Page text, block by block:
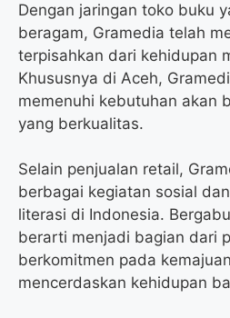
Dengan jaringan toko buku
beragam, Gramedia telah
terpisahkan dari kehidupan
Khususnya di Aceh,
memenuhi kebutuhan akan
yang berkualitas.
Selain penjualan retail,
berbagai kegiatan sosial
literasi di Indonesia.
berarti menjadi bagian dari
berkomitmen pada
mencerdaskan kehidupan